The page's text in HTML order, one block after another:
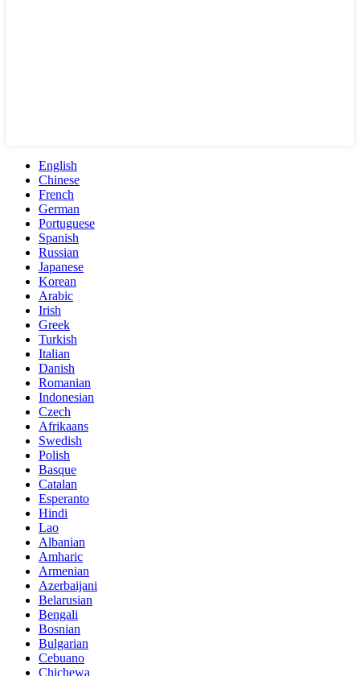
English
Chinese
French
German
Portuguese
Spanish
Russian
Japanese
Korean
Arabic
Irish
Greek
Turkish
Italian
Danish
Romanian
Indonesian
Czech
Afrikaans
Swedish
Polish
Basque
Catalan
Esperanto
Hindi
Lao
Albanian
Amharic
Armenian
Azerbaijani
Belarusian
Bengali
Bosnian
Bulgarian
Cebuano
Chichewa